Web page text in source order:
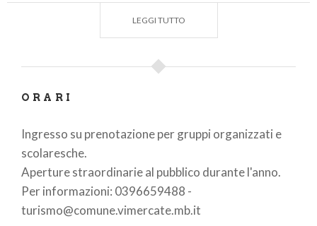
fastosità. Delle sale preesistenti sono stati
cui lasala di Alessandro Magno, nella quale si
Plutarco. Nella volta sono presenti nicchie e
Perdono e l'Amor patrio, l'Abbondanza, la Vittoria e
la Fortezza d'animo e di corpo; il ciclo di affreschi fu
realizzato nel terzo decennio del XVII secolo.
Il grandioso parcoalle spalle della villa era in origine
alla francese, con statue e fontana, e con un lungo
LEGGI TUTTO
ORARI
Ingresso su prenotazione per gruppi organizzati e
scolaresche.
Aperture straordinarie al pubblico durante l'anno.
Per informazioni: 0396659488 -
turismo@comune.vimercate.mb.it